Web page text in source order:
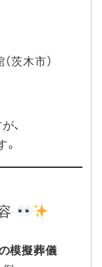
茨木市）
、
模擬葬儀